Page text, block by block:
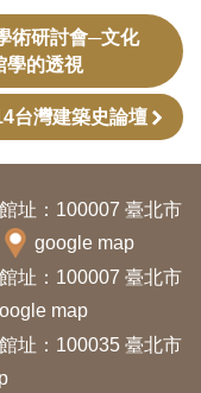
術研討會─文化
學的透視
台灣建築史論壇
館址：100007 臺北市
google map
館址：100007 臺北市
map
館址：100035 臺北市